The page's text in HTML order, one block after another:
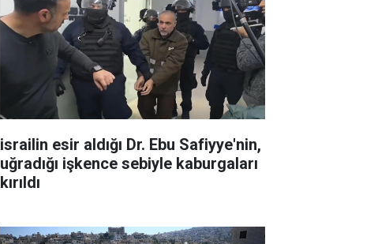
israilin esir aldığı Dr. Ebu Safiyye'nin,
uğradığı işkence sebiyle kaburgaları
kırıldı